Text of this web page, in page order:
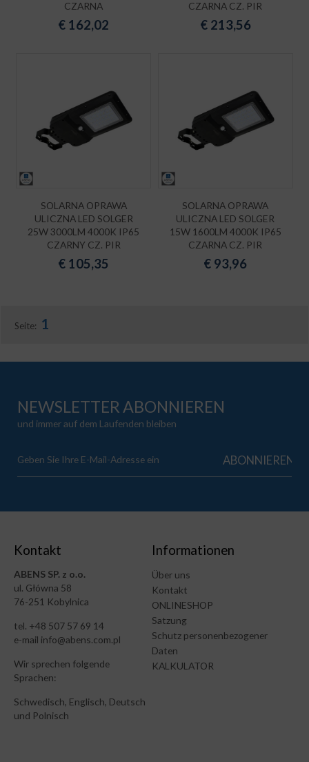
CZARNA
€ 162,02
CZARNA CZ. PIR
€ 213,56
SOLARNA OPRAWA
ULICZNA LED SOLGER
25W 3000LM 4000K IP65
CZARNY CZ. PIR
€ 105,35
SOLARNA OPRAWA
ULICZNA LED SOLGER
15W 1600LM 4000K IP65
CZARNA CZ. PIR
€ 93,96
Seite: 1
NEWSLETTER ABONNIEREN
und immer auf dem Laufenden bleiben
Kontakt
ABENS SP. z o.o.
ul. Główna 58
76-251 Kobylnica
tel. +48 507 57 69 14
e-mail info@abens.com.pl
Wir sprechen folgende
Sprachen:
Schwedisch, Englisch, Deutsch
und Polnisch
Informationen
Über uns
Kontakt
ONLINESHOP
Satzung
Schutz personenbezogener
Daten
KALKULATOR